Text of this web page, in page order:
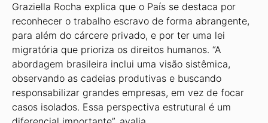
Graziella Rocha explica que o País se destaca por
reconhecer o trabalho escravo de forma abrangente,
para além do cárcere priva­do, e por ter uma lei
migratória que prio­riza os direitos humanos. “A
abordagem brasileira inclui uma visão sistêmica,
observando as cadeias produtivas e buscando
responsabilizar grandes empresas, em vez de focar
casos isolados. Essa perspectiva estrutural é um